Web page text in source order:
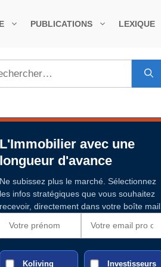
PUBLICATIONS LEXIQUE
L'Immobilier avec une
longueur d'avance
Ne subissez plus le marché. Sélectionnez
les infos stratégiques que vous souhaitez
recevoir, directement dans votre boîte mail.
Koliving
Investisseurs